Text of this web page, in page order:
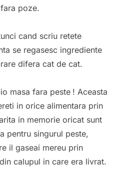
poze.
cand scriu retete
se regasesc ingrediente
difera cat de cat.
masa fara peste ! Aceasta
in orice alimentara prin
in memorie oricat sunt
pentru singurul peste,
il gaseai mereu prin
calupul in care era livrat.